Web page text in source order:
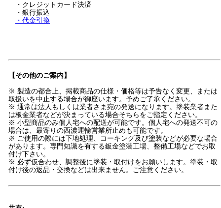
・クレジットカード決済
・銀行振込
・代金引換
【その他のご案内】
※ 製造の都合上、掲載商品の仕様・価格等は予告なく変更、または
取扱いを中止する場合が御座います。予めご了承ください。
※ 通常は法人もしくは業者さま宛の発送になります。塗装業者また
は板金業者などが決まっている場合そちらをご指定ください。
※ 小型商品のみ個人宅への配送が可能です。個人宅への発送不可の
場合は、最寄りの西濃運輸営業所止めも可能です。
※ ご使用の際には下地処理、コーキング及び塗装などが必要な場合
があります。専門知識を有する鈑金塗装工場、整備工場などでお取
付け下さい。
※ 必ず仮合わせ、調整後に塗装・取付けをお願いします。塗装・取
付け後の返品・交換などは出来ません。ご注意ください。